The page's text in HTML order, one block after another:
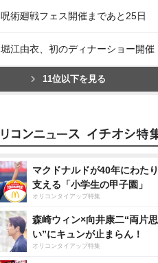
呪術廻戦フェス開催まであと25日
堀江由衣、初のディナーショー開催
11位以下を見る
マクドナルドが40年にわたり
支える「小学生の甲子園」
オリコンタイアップ特集
森崎ウィン×向井康二“両片思
い”にキュンが止まらん！
オリコンタイアップ特集